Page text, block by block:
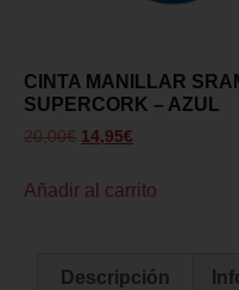
CINTA MANILLAR
SUPERCORK – AZUL
20,00€ 14,95€
Añadir al carrito
Descripción